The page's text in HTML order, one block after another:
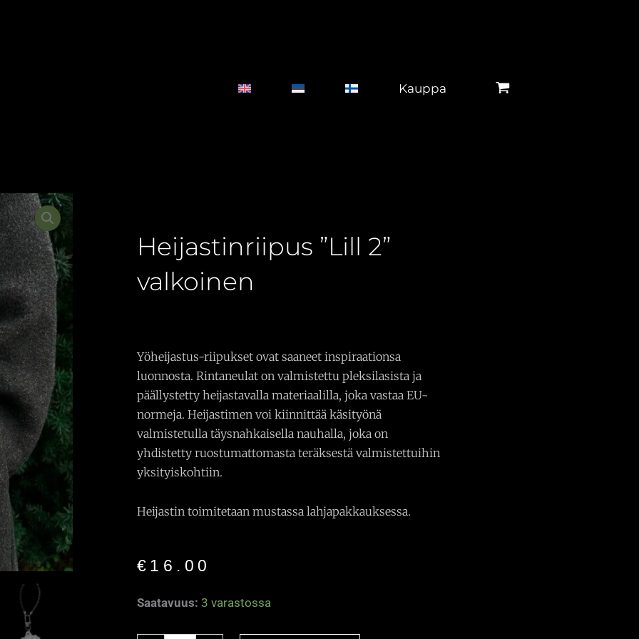
Kauppa
Heijastinriipus ”Lill 2”
valkoinen
Yöheijastus-riipukset ovat saaneet inspiraationsa
luonnosta. Rintaneulat on valmistettu pleksilasista ja
päällystetty heijastavalla materiaalilla, joka vastaa EU-
normeja. Heijastimen voi kiinnittää käsityönä
valmistetulla täysnahkaisella nauhalla, joka on
yhdistetty ruostumattomasta teräksestä valmistettuihin
yksityiskohtiin.
Heijastin toimitetaan mustassa lahjapakkauksessa.
€ 16.00
Saatavuus: 3 varastossa
Heijastinriipus